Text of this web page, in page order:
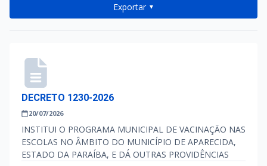
Exportar ▼
DECRETO 1230-2026
20/07/2026
INSTITUI O PROGRAMA MUNICIPAL DE VACINAÇÃO NAS
ESCOLAS NO ÂMBITO DO MUNICÍPIO DE APARECIDA,
ESTADO DA PARAÍBA, E DÁ OUTRAS PROVIDÊNCIAS